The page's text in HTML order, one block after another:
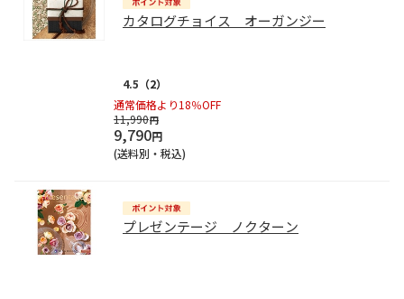
カタログチョイス オーガンジー
4.5 （2）
通常価格より18％OFF
11,990円
9,790円
(送料別・税込)
プレゼンテージ ノクターン